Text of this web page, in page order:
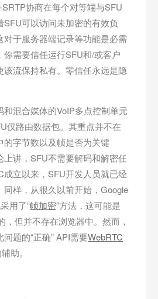
协商在每个对等端与SFU
SFU可以访问未加密的有效负
对于服务器端记录等功能是必需
你需要信任运行SFU和/或客户
该流保持私有。零信任永远是隐
混合媒体的VoIP多点控制单元
仅路由数据包。其重点并不在
的字节数以及帧是否为关键
上讲，SFU不需要解码和解密任
成立以来，SFU开发人员就已经
样，从很久以前开始，Google
用了“帧加密”方法，这可能是
，但并不存在浏览器中。然而，
题的“正确” API需要WebRTC
助。